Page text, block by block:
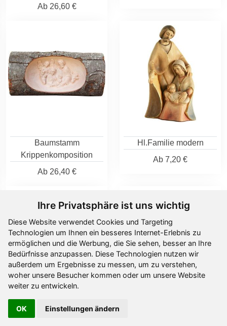
Ihre Privatsphäre ist uns wichtig
Diese Website verwendet Cookies und Targeting
Technologien um Ihnen ein besseres Internet-Erlebnis zu
ermöglichen und die Werbung, die Sie sehen, besser an Ihre
Bedürfnisse anzupassen. Diese Technologien nutzen wir
außerdem um Ergebnisse zu messen, um zu verstehen,
woher unsere Besucher kommen oder um unsere Website
weiter zu entwickeln.
OK Einstellungen ändern
Ab26,60 €
Baumstamm
Krippenkomposition
Ab26,40 €
Hl.Familie modern
Ab 7,20 €
Hl.Familie modern